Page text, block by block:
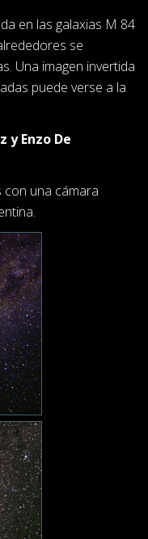
en las galaxias M 84
se
Una imagen invertida
puede verse a la
y Enzo De
con una cámara